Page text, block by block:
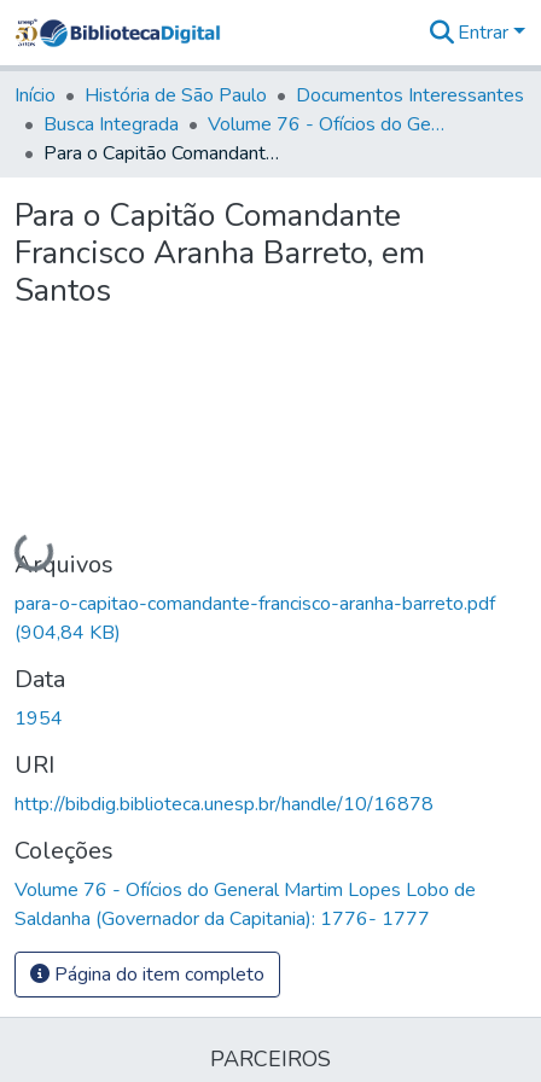
&
Coleções
Tudo na
Biblioteca
Estatísticas
Entrar
Início História de São Paulo
Documentos Interessantes
Busca Integrada
Volume 76 - Ofícios do General Martim Lopes Lobo de Saldanha (Governador da Capitania): 1776- 1777
Para o Capitão Comandante Francisco Aranha Barreto, em Santos
Para o Capitão Comandante
Francisco Aranha Barreto, em
Santos
Carregando...
Arquivos
para-o-capitao-comandante-francisco-aranha-barreto.pdf
(904,84 KB)
Data
1954
URI
http://bibdig.biblioteca.unesp.br/handle/10/16878
Coleções
Volume 76 - Ofícios do General Martim Lopes Lobo de
Saldanha (Governador da Capitania): 1776- 1777
Página do item completo
PARCEIROS